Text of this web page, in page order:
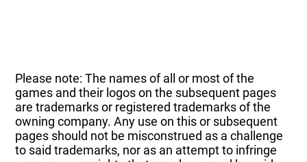
Please note: The names of all or most of the
games and their logos on the subsequent pages
are trademarks or registered trademarks of the
owning company. Any use on this or subsequent
pages should not be misconstrued as a challenge
to said trademarks, nor as an attempt to infringe